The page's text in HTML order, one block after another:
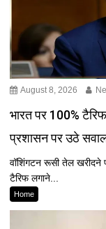
August 8, 2026
भारत पर 100%
प्रशासन पर उठे
वॉशिंगटन रूसी तेल खरीदने
टैरिफ लगाने...
Home